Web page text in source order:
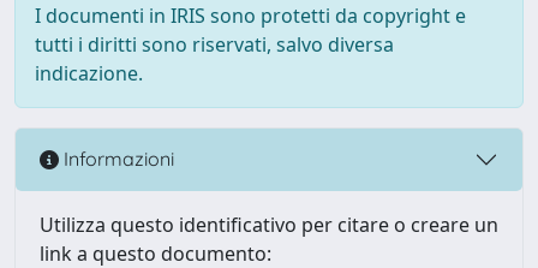
I documenti in IRIS sono protetti da copyright e
tutti i diritti sono riservati, salvo diversa
indicazione.
Informazioni
Utilizza questo identificativo per citare o creare un
link a questo documento: